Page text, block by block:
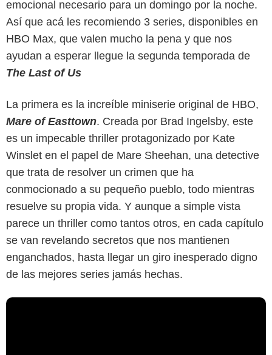
emocional necesario para un domingo por la noche.
Así que acá les recomiendo 3 series, disponibles en
HBO Max, que valen mucho la pena y que nos
ayudan a esperar llegue la segunda temporada de
The Last of Us
La primera es la increíble miniserie original de HBO,
Mare of Easttown. Creada por Brad Ingelsby, este
es un impecable thriller protagonizado por Kate
Winslet en el papel de Mare Sheehan, una detective
que trata de resolver un crimen que ha
conmocionado a su pequeño pueblo, todo mientras
resuelve su propia vida. Y aunque a simple vista
parece un thriller como tantos otros, en cada capítulo
se van revelando secretos que nos mantienen
enganchados, hasta llegar un giro inesperado digno
de las mejores series jamás hechas.